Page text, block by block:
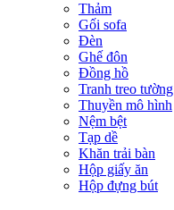
Thảm
Gối sofa
Đèn
Ghế đôn
Đồng hồ
Tranh treo tường
Thuyền mô hình
Nệm bệt
Tạp dề
Khăn trải bàn
Hộp giấy ăn
Hộp đựng bút